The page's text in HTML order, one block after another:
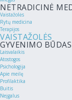
NETRADICINĖ
Vaistažolės
Rytų medicina
Terapijos
VAISTAŽOLĖS
GYVENIMO BŪDAS
Laisvalaikis
Atostogos
Psichologija
Apie meilę
Profilaktika
Buitis
Neįgalus